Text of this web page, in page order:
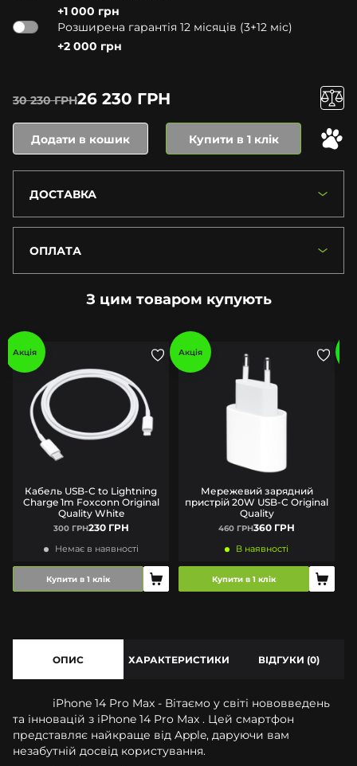
+1 000 грн
Розширена гарантія 12 місяців (3+12 міс)
+2 000 грн
30 230 ГРН26 230 ГРН
Додати в кошик Купити в 1 клік
ДОСТАВКА
ОПЛАТА
З цим товаром купують
Акція
Кабель USB-C to Lightning
Charge 1m Foxconn Original
Quality White
300 ГРН230 ГРН
Немає в наявності
Купити в 1 клік
Акція
Мережевий зарядний
пристрій 20W USB-C Original
Quality
460 ГРН360 ГРН
В наявності
Купити в 1 клік
ОПИС ХАРАКТЕРИСТИКИ ВІДГУКИ (0)
iPhone 14 Pro Max - Вітаємо у світі нововведень
та інновацій з iPhone 14 Pro Max . Цей смартфон
представляє найкраще від Apple, даруючи вам
незабутній досвід користування.